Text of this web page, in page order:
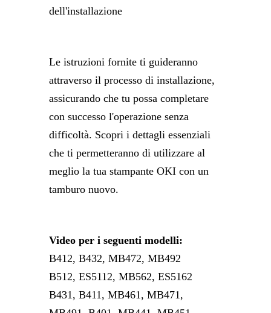
dell'installazione
Le istruzioni fornite ti guideranno
attraverso il processo di installazione,
assicurando che tu possa completare
con successo l'operazione senza
difficoltà. Scopri i dettagli essenziali
che ti permetteranno di utilizzare al
meglio la tua stampante OKI con un
tamburo nuovo.
Video per i seguenti modelli:
B412, B432, MB472, MB492
B512, ES5112, MB562, ES5162
B431, B411, MB461, MB471,